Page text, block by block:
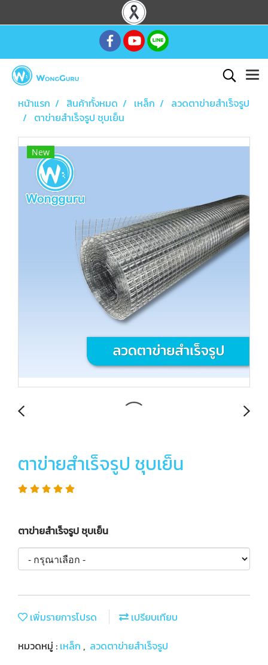
หน้าแรก สินค้าทั้งหมด เหล็ก
ลวดตาข่ายสำเร็จรูป
ตาข่ายสำเร็จรูป ชุบเย็น
New
ตาข่ายสำเร็จรูป ชุบเย็น
ตาข่ายสำเร็จรูป ชุบเย็น
เพิ่มรายการโปรด
เปรียบเทียบ
หมวดหมู่ : เหล็ก , ลวดตาข่ายสำเร็จรูป